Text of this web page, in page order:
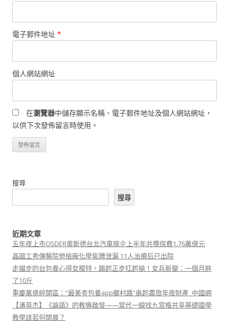
電子郵件地址 *
個人網站網址
在瀏覽器中儲存顯示名稱、電子郵件地址及個人網站網址，
以供下次發佈留言時使用。
搜尋
搜尋
近期文章
五年夜上市OSDER奧斯德台北汽車險企上半年共攬保費1.76萬億元
晶圓工秀傳醫院勞檢廠化學氣體泄漏 11人治療后已出院
走貓步的台包養心得女模特，踢起正步扛起槍！女兵新變：一個月胖
了10斤
重慶萬盛經開區：“最美查包養app鄉村路”串起農旅年夜財產_中國網
【潘英杰】《論語》的教導啟發——當代一線找九宮格共享基礎國學
教學該若何開展？